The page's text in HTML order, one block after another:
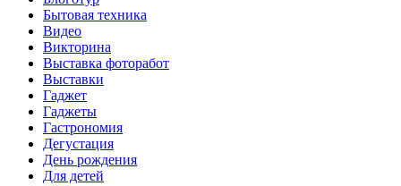
Бытовая техника
Видео
Викторина
Выставка фоторабот
Выставки
Гаджет
Гаджеты
Гастрономия
Дегустация
День рождения
Для детей